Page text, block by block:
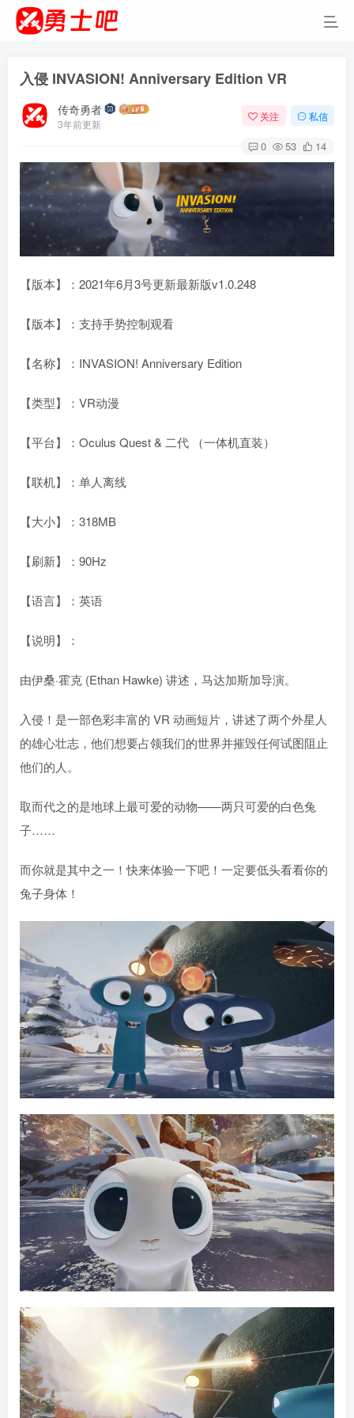
入侵 INVASION! Anniversary Edition VR
传奇勇者
3年前更新
关注 私信
0 53 14
【版本】：2021年6月3号更新最新版v1.0.248
【版本】：支持手势控制观看
【名称】：INVASION! Anniversary Edition
【类型】：VR动漫
【平台】：Oculus Quest & 二代 （一体机直装）
【联机】：单人离线
【大小】：318MB
【刷新】：90Hz
【语言】：英语
【说明】：
由伊桑·霍克 (Ethan Hawke) 讲述，马达加斯加导演。
入侵！是一部色彩丰富的 VR 动画短片，讲述了两个外星人
的雄心壮志，他们想要占领我们的世界并摧毁任何试图阻止
他们的人。
取而代之的是地球上最可爱的动物——两只可爱的白色兔
子……
而你就是其中之一！快来体验一下吧！一定要低头看看你的
兔子身体！